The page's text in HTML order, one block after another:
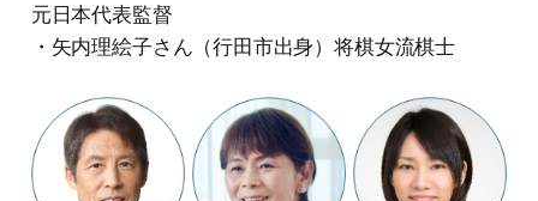
元日本代表監督
・矢内理絵子さん（行田市出身）将棋女流棋士